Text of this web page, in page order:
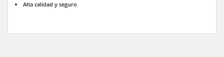
Alta calidad y seguro